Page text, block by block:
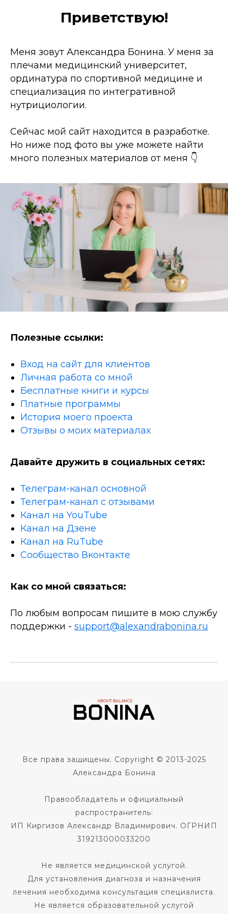
Приветствую!
Меня зовут Александра Бонина. У меня за
плечами медицинский университет,
ординатура по спортивной медицине и
специализация по интегративной
нутрициологии.
Сейчас мой сайт находится в разработке.
Но ниже под фото вы уже можете найти
много полезных материалов от меня 👇
Полезные ссылки:
Вход на сайт для клиентов
Личная работа со мной
Бесплатные книги и курсы
Платные программы
История моего проекта
Отзывы о моих материалах
Давайте дружить в социальных сетях:
Телеграм-канал основной
Телеграм-канал с отзывами
Канал на YouTube
Канал на Дзене
Канал на RuTube
Сообщество Вконтакте
Как со мной связаться:
По любым вопросам пишите в мою службу
поддержки - support@alexandrabonina.ru
Все права защищены. Copyright © 2013-2025
Александра Бонина
Правообладатель и официальный
распространитель:
ИП Киргизов Александр Владимирович. ОГРНИП
319213000033200
Не является медицинской услугой.
Для установления диагноза и назначения
лечения необходима консультация специалиста.
Не является образовательной услугой